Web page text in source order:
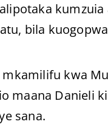
bila
kwa
maana Danieli
sana.